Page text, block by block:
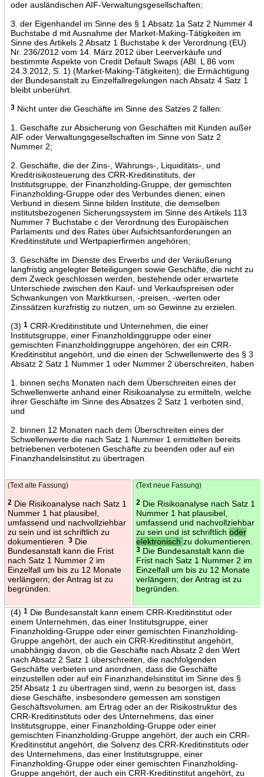
oder ausländischen AIF-Verwaltungsgesellschaften;
3. der Eigenhandel im Sinne des § 1 Absatz 1a Satz 2 Nummer 4
Buchstabe d mit Ausnahme der Market-Making-Tätigkeiten im
Sinne des Artikels 2 Absatz 1 Buchstabe k der Verordnung (EU)
Nr. 236/2012 vom 14. März 2012 über Leerverkäufe und
bestimmte Aspekte von Credit Default Swaps (ABl. L 86 vom
24.3.2012, S. 1) (Market-Making-Tätigkeiten); die Ermächtigung
der Bundesanstalt zu Einzelfallregelungen nach Absatz 4 Satz 1
bleibt unberührt.
3Nicht unter die Geschäfte im Sinne des Satzes 2 fallen:
1. Geschäfte zur Absicherung von Geschäften mit Kunden außer
AIF oder Verwaltungsgesellschaften im Sinne von Satz 2
Nummer 2;
2. Geschäfte, die der Zins-, Währungs-, Liquiditäts-, und
Kreditrisikosteuerung des CRR-Kreditinstituts, der
Institutsgruppe, der Finanzholding-Gruppe, der gemischten
Finanzholding-Gruppe oder des Verbundes dienen; einen
Verbund in diesem Sinne bilden Institute, die demselben
institutsbezogenen Sicherungssystem im Sinne des Artikels 113
Nummer 7 Buchstabe c der Verordnung des Europäischen
Parlaments und des Rates über Aufsichtsanforderungen an
Kreditinstitute und Wertpapierfirmen angehören;
3. Geschäfte im Dienste des Erwerbs und der Veräußerung
langfristig angelegter Beteiligungen sowie Geschäfte, die nicht zu
dem Zweck geschlossen werden, bestehende oder erwartete
Unterschiede zwischen den Kauf- und Verkaufspreisen oder
Schwankungen von Marktkursen, -preisen, -werten oder
Zinssätzen kurzfristig zu nutzen, um so Gewinne zu erzielen.
(3) 1CRR-Kreditinstitute und Unternehmen, die einer
Institutsgruppe, einer Finanzholdinggruppe oder einer
gemischten Finanzholdinggruppe angehören, der ein CRR-
Kreditinstitut angehört, und die einen der Schwellenwerte des § 3
Absatz 2 Satz 1 Nummer 1 oder Nummer 2 überschreiten, haben
1. binnen sechs Monaten nach dem Überschreiten eines der
Schwellenwerte anhand einer Risikoanalyse zu ermitteln, welche
ihrer Geschäfte im Sinne des Absatzes 2 Satz 1 verboten sind,
und
2. binnen 12 Monaten nach dem Überschreiten eines der
Schwellenwerte die nach Satz 1 Nummer 1 ermittelten bereits
betriebenen verbotenen Geschäfte zu beenden oder auf ein
Finanzhandelsinstitut zu übertragen.
(Text alte Fassung)
2Die Risikoanalyse nach Satz 1
Nummer 1 hat plausibel,
umfassend und nachvollziehbar
zu sein und ist schriftlich zu
dokumentieren.
3Die
Bundesanstalt kann die Frist
nach Satz 1 Nummer 2 im
Einzelfall um bis zu 12 Monate
verlängern; der Antrag ist zu
begründen.
(Text neue Fassung)
2Die Risikoanalyse nach Satz 1
Nummer 1 hat plausibel,
umfassend und nachvollziehbar
zu sein und ist schriftlich oder
elektronisch zu dokumentieren.
3Die Bundesanstalt kann die
Frist nach Satz 1 Nummer 2 im
Einzelfall um bis zu 12 Monate
verlängern; der Antrag ist zu
begründen.
(4) 1Die Bundesanstalt kann einem CRR-Kreditinstitut oder
einem Unternehmen, das einer Institutsgruppe, einer
Finanzholding-Gruppe oder einer gemischten Finanzholding-
Gruppe angehört, der auch ein CRR-Kreditinstitut angehört,
unabhängig davon, ob die Geschäfte nach Absatz 2 den Wert
nach Absatz 2 Satz 1 überschreiten, die nachfolgenden
Geschäfte verbieten und anordnen, dass die Geschäfte
einzustellen oder auf ein Finanzhandelsinstitut im Sinne des §
25f Absatz 1 zu übertragen sind, wenn zu besorgen ist, dass
diese Geschäfte, insbesondere gemessen am sonstigen
Geschäftsvolumen, am Ertrag oder an der Risikostruktur des
CRR-Kreditinstituts oder des Unternehmens, das einer
Institutsgruppe, einer Finanzholding-Gruppe oder einer
gemischten Finanzholding-Gruppe angehört, der auch ein CRR-
Kreditinstitut angehört, die Solvenz des CRR-Kreditinstituts oder
des Unternehmens, das einer Institutsgruppe, einer
Finanzholding-Gruppe oder einer gemischten Finanzholding-
Gruppe angehört, der auch ein CRR-Kreditinstitut angehört, zu